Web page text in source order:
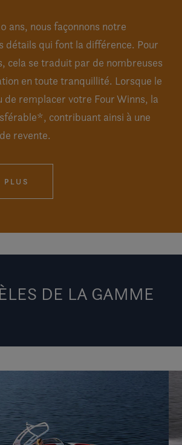
ans, nous façonnons notre
détails qui font la différence. Pour
cela se traduit par de nombreuses
en toute tranquillité. Lorsque le
de remplacer votre Four Winns, la
contribuant ainsi à une
revente.
PLUS
DE LA GAMME